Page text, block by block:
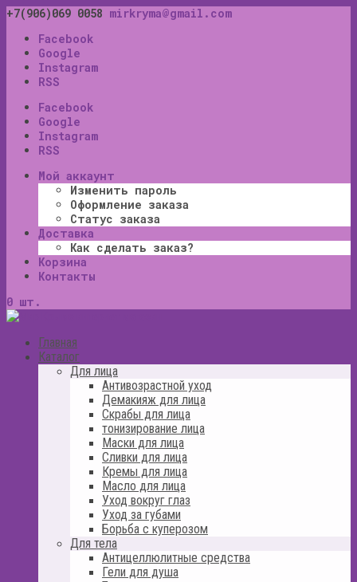
+7(906)069 0058 mirkryma@gmail.com
Facebook
Google
Instagram
RSS
Facebook
Google
Instagram
RSS
Мой аккаунт
Изменить пароль
Оформление заказа
Статус заказа
Доставка
Как сделать заказ?
Корзина
Контакты
0 шт.
Главная
Каталог
Для лица
Антивозрастной уход
Демакияж для лица
Скрабы для лица
тонизирование лица
Маски для лица
Сливки для лица
Кремы для лица
Масло для лица
Уход вокруг глаз
Уход за губами
Борьба с куперозом
Для тела
Антицеллюлитные средства
Гели для душа